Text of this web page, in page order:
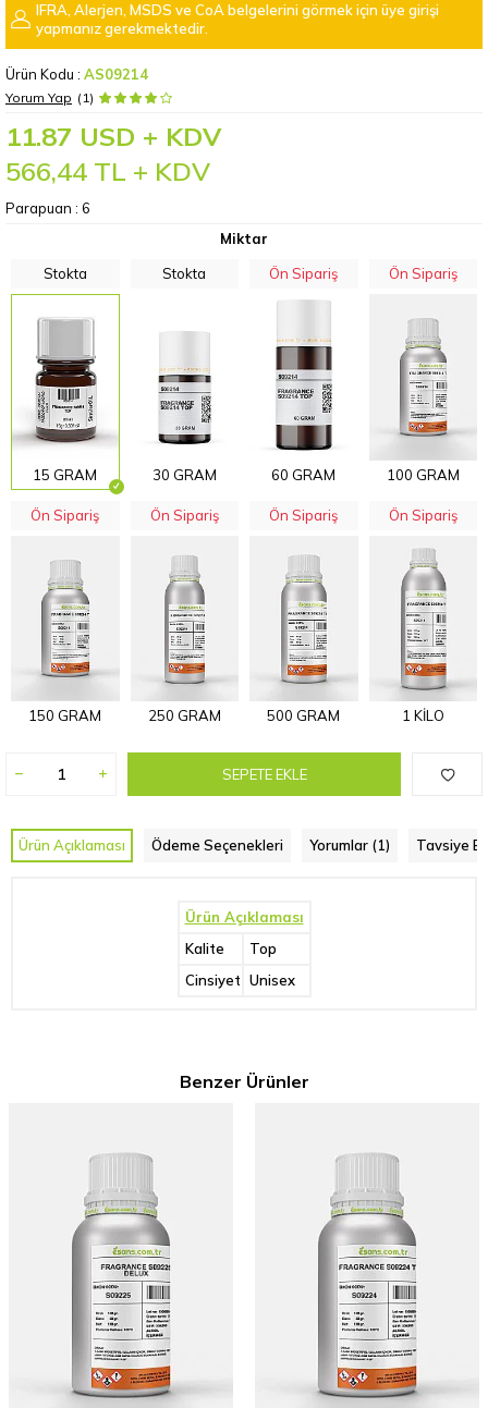
IFRA, Alerjen, MSDS ve CoA belgelerini görmek için üye girişi
yapmanız gerekmektedir.
Ürün Kodu : AS09214
Yorum Yap (1)
11.87 USD + KDV
566,44 TL + KDV
Parapuan : 6
Miktar
Stokta
15 GRAM
Stokta
30 GRAM
Ön Sipariş
60 GRAM
Ön Sipariş
100 GRAM
Ön Sipariş
150 GRAM
Ön Sipariş
250 GRAM
Ön Sipariş
500 GRAM
Ön Sipariş
1 KİLO
SEPETE EKLE
Ürün Açıklaması Ödeme Seçenekleri Yorumlar (1) Tavsiye Et
Ürün Açıklaması
Kalite
Top
Cinsiyet Unisex
Benzer Ürünler